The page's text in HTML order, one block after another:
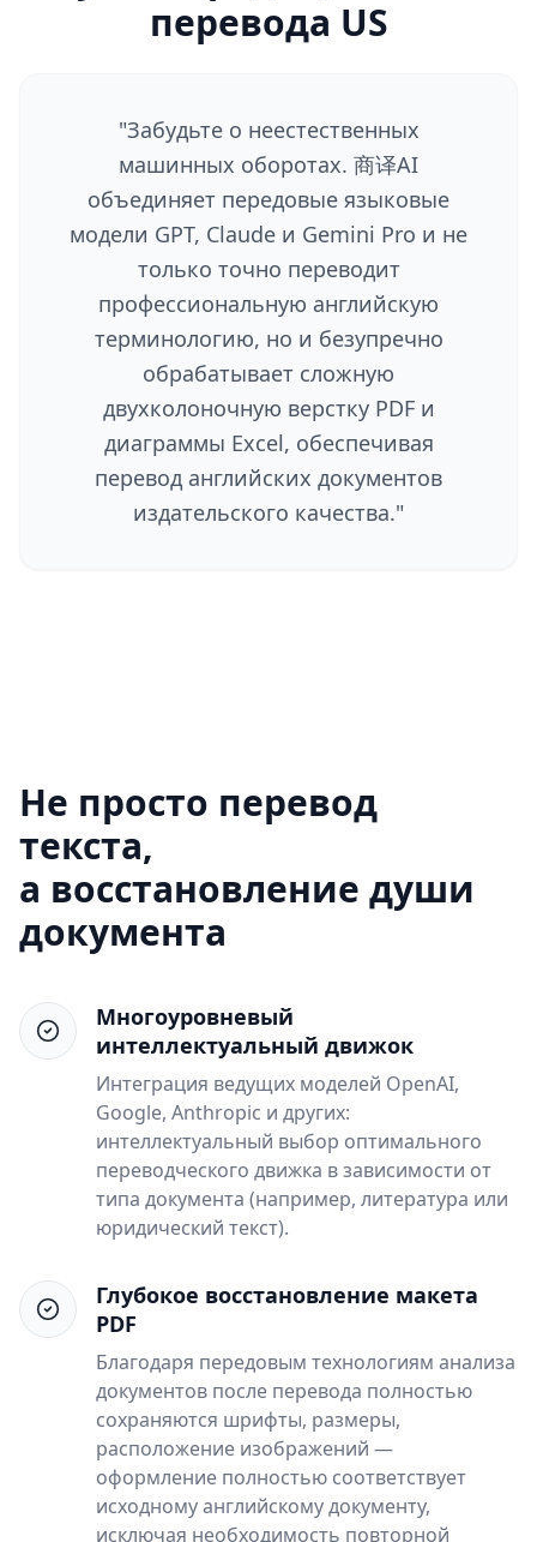
перевода US
"Забудьте о неестественных
машинных оборотах. 商译AI
объединяет передовые языковые
модели GPT, Claude и Gemini Pro и не
только точно переводит
профессиональную английскую
терминологию, но и безупречно
обрабатывает сложную
двухколоночную верстку PDF и
диаграммы Excel, обеспечивая
перевод английских документов
издательского качества."
Не просто перевод
текста,
а восстановление души
документа
Многоуровневый
интеллектуальный движок
Интеграция ведущих моделей OpenAI,
Google, Anthropic и других:
интеллектуальный выбор оптимального
переводческого движка в зависимости от
типа документа (например, литература или
юридический текст).
Глубокое восстановление макета
PDF
Благодаря передовым технологиям анализа
документов после перевода полностью
сохраняются шрифты, размеры,
расположение изображений —
оформление полностью соответствует
исходному английскому документу,
исключая необходимость повторной